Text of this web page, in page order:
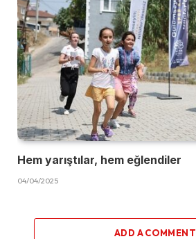
Hem yarıştılar, hem eğlendiler
04/04/2025
ADD A COMMENT